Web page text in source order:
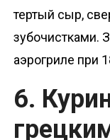
тертый сыр,
зубочистками.
аэрогриле при
6.